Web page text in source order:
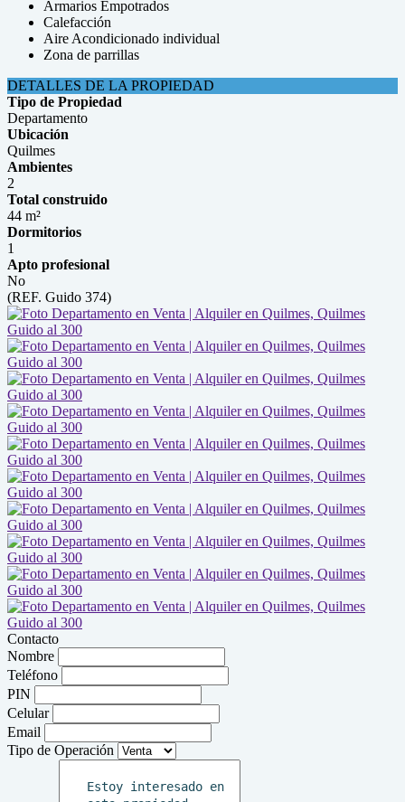
Armarios Empotrados
Calefacción
Aire Acondicionado individual
Zona de parrillas
DETALLES DE LA PROPIEDAD
Tipo de Propiedad
Departamento
Ubicación
Quilmes
Ambientes
2
Total construido
44 m²
Dormitorios
1
Apto profesional
No
(REF. Guido 374)
Contacto
Nombre
Teléfono
PIN
Celular
Email
Tipo de Operación